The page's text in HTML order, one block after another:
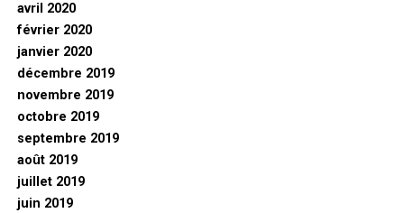
avril 2020
février 2020
janvier 2020
décembre 2019
novembre 2019
octobre 2019
septembre 2019
août 2019
juillet 2019
juin 2019